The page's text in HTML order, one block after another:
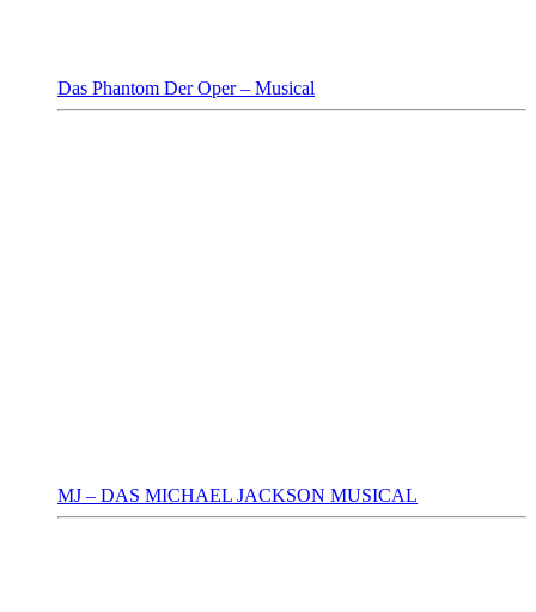
Das Phantom Der Oper – Musical
MJ – DAS MICHAEL JACKSON MUSICAL